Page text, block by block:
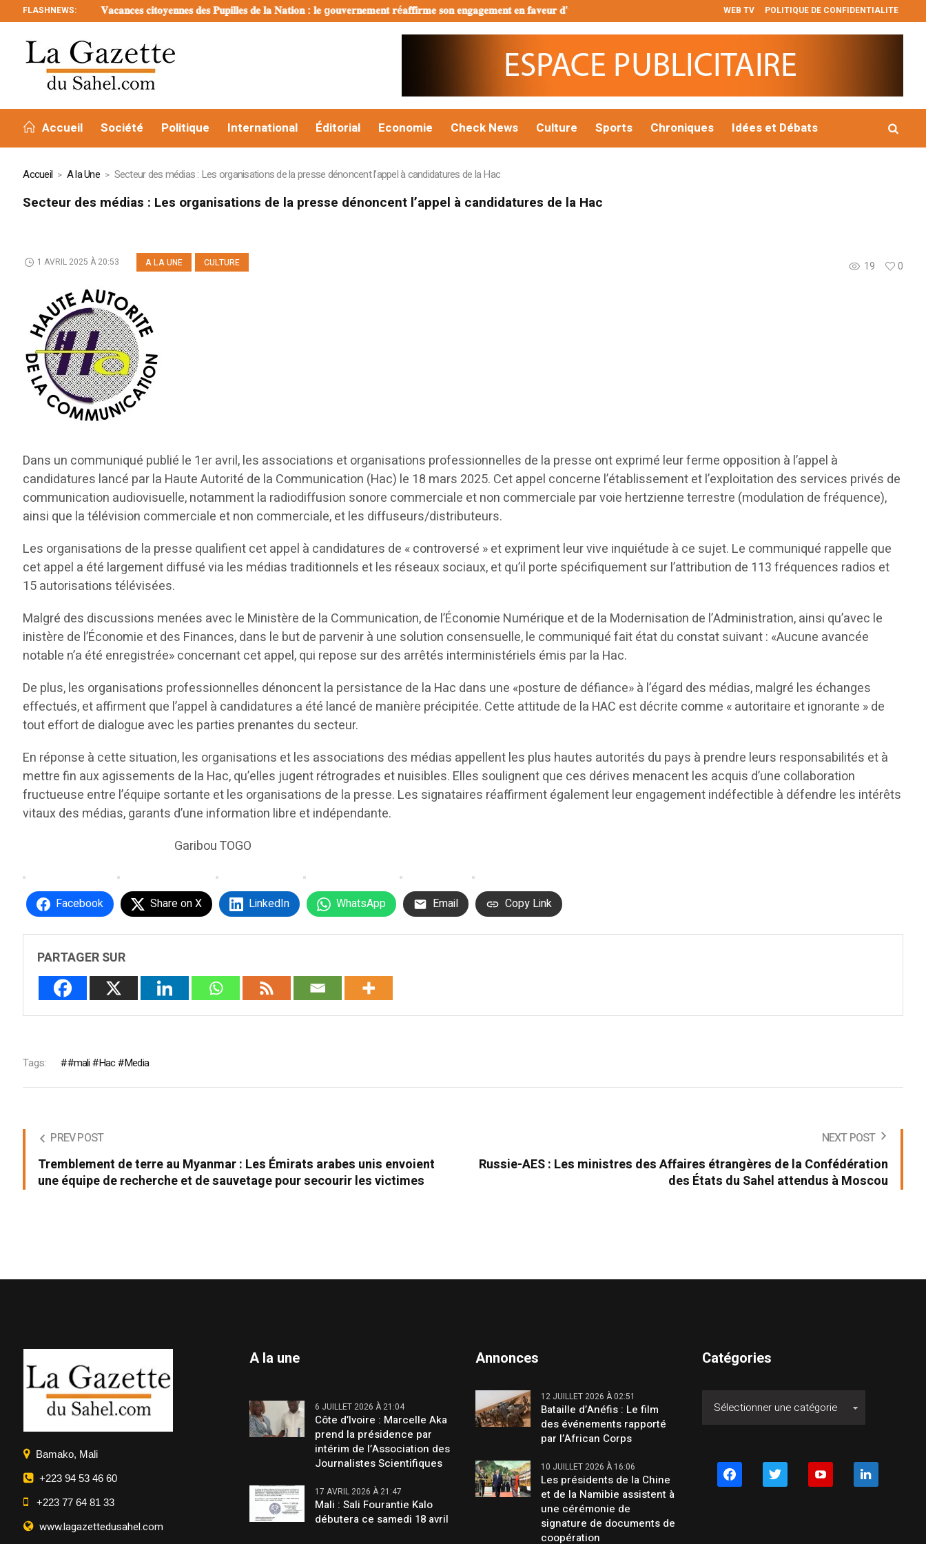
WEB TV POLITIQUE DE CONFIDENTIALITE
FLASHNEWS:𝐕𝐚𝐜𝐚𝐧𝐜𝐞𝐬 𝐜𝐢𝐭𝐨𝐲𝐞𝐧𝐧𝐞𝐬 𝐝𝐞𝐬 𝐏𝐮𝐩𝐢𝐥𝐥𝐞𝐬 𝐝𝐞 𝐥𝐚 𝐍𝐚𝐭𝐢𝐨𝐧 : 𝐥𝐞 g𝐨𝐮𝐯𝐞𝐫𝐧𝐞𝐦𝐞𝐧𝐭 𝐫é𝐚𝐟𝐟𝐢𝐫𝐦𝐞 𝐬𝐨𝐧 𝐞𝐧𝐠𝐚𝐠𝐞𝐦𝐞𝐧𝐭 𝐞𝐧 𝐟𝐚𝐯𝐞𝐮𝐫 𝐝’𝐮𝐧𝐞 𝐣𝐞𝐮𝐧𝐞𝐬𝐬𝐞 é𝐩𝐚𝐧𝐨𝐮𝐢𝐞 𝐞𝐭 𝐫𝐞𝐬𝐩𝐨𝐧𝐬𝐚𝐛𝐥𝐞 Vérification de l’INSP : une série de graves
Accueil Société Politique International Éditorial Economie Check News Culture Sports Chroniques Idées et Débats
Accueil A la Une Secteur des médias : Les organisations de la presse dénoncent l’appel à candidatures de la Hac
Secteur des médias : Les organisations de la presse dénoncent l’appel à candidatures de la Hac
A LA UNE CULTURE 19 0
1 AVRIL 2025 À 20:53
Dans un communiqué publié le 1er avril, les associations et organisations professionnelles de la presse ont exprimé leur ferme opposition à l’appel à
candidatures lancé par la Haute Autorité de la Communication (Hac) le 18 mars 2025. Cet appel concerne l’établissement et l’exploitation des services privés de
communication audiovisuelle, notamment la radiodiffusion sonore commerciale et non commerciale par voie hertzienne terrestre (modulation de fréquence),
ainsi que la télévision commerciale et non commerciale, et les diffuseurs/distributeurs.
Les organisations de la presse qualifient cet appel à candidatures de « controversé » et expriment leur vive inquiétude à ce sujet. Le communiqué rappelle que
cet appel a été largement diffusé via les médias traditionnels et les réseaux sociaux, et qu’il porte spécifiquement sur l’attribution de 113 fréquences radios et
15 autorisations télévisées.
Malgré des discussions menées avec le Ministère de la Communication, de l’Économie Numérique et de la Modernisation de l’Administration, ainsi qu’avec le
inistère de l’Économie et des Finances, dans le but de parvenir à une solution consensuelle, le communiqué fait état du constat suivant : «Aucune avancée
notable n’a été enregistrée» concernant cet appel, qui repose sur des arrêtés interministériels émis par la Hac.
De plus, les organisations professionnelles dénoncent la persistance de la Hac dans une «posture de défiance» à l’égard des médias, malgré les échanges
effectués, et affirment que l’appel à candidatures a été lancé de manière précipitée. Cette attitude de la HAC est décrite comme « autoritaire et ignorante » de
tout effort de dialogue avec les parties prenantes du secteur.
En réponse à cette situation, les organisations et les associations des médias appellent les plus hautes autorités du pays à prendre leurs responsabilités et à
mettre fin aux agissements de la Hac, qu’elles jugent rétrogrades et nuisibles. Elles soulignent que ces dérives menacent les acquis d’une collaboration
fructueuse entre l’équipe sortante et les organisations de la presse. Les signataires réaffirment également leur engagement indéfectible à défendre les intérêts
vitaux des médias, garants d’une information libre et indépendante.
Garibou TOGO
Facebook Share on X LinkedIn WhatsApp Email Copy Link
PARTAGER SUR
Tags: #mali #Hac #Media
PREV POST
Tremblement de terre au Myanmar : Les Émirats arabes unis envoient
une équipe de recherche et de sauvetage pour secourir les victimes
NEXT POST
Russie-AES : Les ministres des Affaires étrangères de la Confédération
des États du Sahel attendus à Moscou
Bamako, Mali
+223 94 53 46 60
+223 77 64 81 33
www.lagazettedusahel.com
A la une
6 JUILLET 2026 À 21:04
Côte d’Ivoire : Marcelle Aka
prend la présidence par
intérim de l’Association des
Journalistes Scientifiques
17 AVRIL 2026 À 21:47
Mali : Sali Fourantie Kalo
débutera ce samedi 18 avril
Annonces
12 JUILLET 2026 À 02:51
Bataille d’Anéfis : Le film
des événements rapporté
par l’African Corps
10 JUILLET 2026 À 16:06
Les présidents de la Chine
et de la Namibie assistent à
une cérémonie de
signature de documents de
coopération
Catégories
facebook twitter youtube linkedin